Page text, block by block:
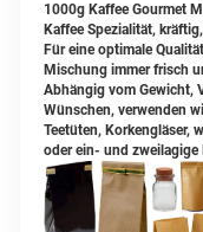
1000g Kaffee Gourmet
Kaffee Spezialität,
Für eine optimale
Mischung immer frisch
Abhängig vom Gewicht,
Wünschen, verwenden
Teetüten, Korkengläser,
oder ein- und zweilagige